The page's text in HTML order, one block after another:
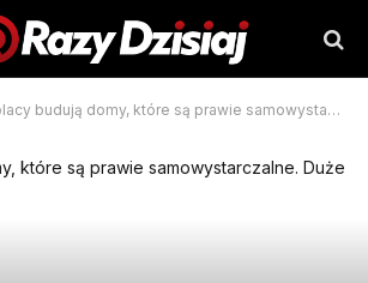
budują domy, które są prawie samowystarczalne. Duże oszczędności